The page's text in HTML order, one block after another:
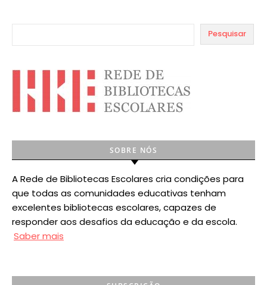
Pesquisar
SOBRE NÓS
A Rede de Bibliotecas Escolares cria condições para
que todas as comunidades educativas tenham
excelentes bibliotecas escolares, capazes de
responder aos desafios da educação e da escola.
Saber mais